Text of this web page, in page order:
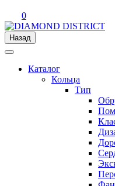
0
Назад
Каталог
Кольца
Тип